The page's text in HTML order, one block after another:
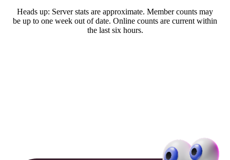
Heads up: Server stats are approximate. Member counts may
be up to one week out of date. Online counts are current within
the last six hours.